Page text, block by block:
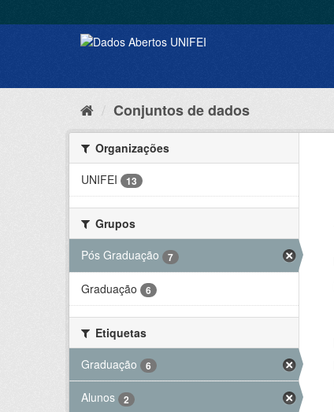
Conjuntos de dados
Organizações
UNIFEI
13
Grupos
Pós Graduação
7
Graduação 6
Etiquetas
Graduação
6
Alunos 2